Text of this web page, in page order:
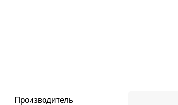
Производитель